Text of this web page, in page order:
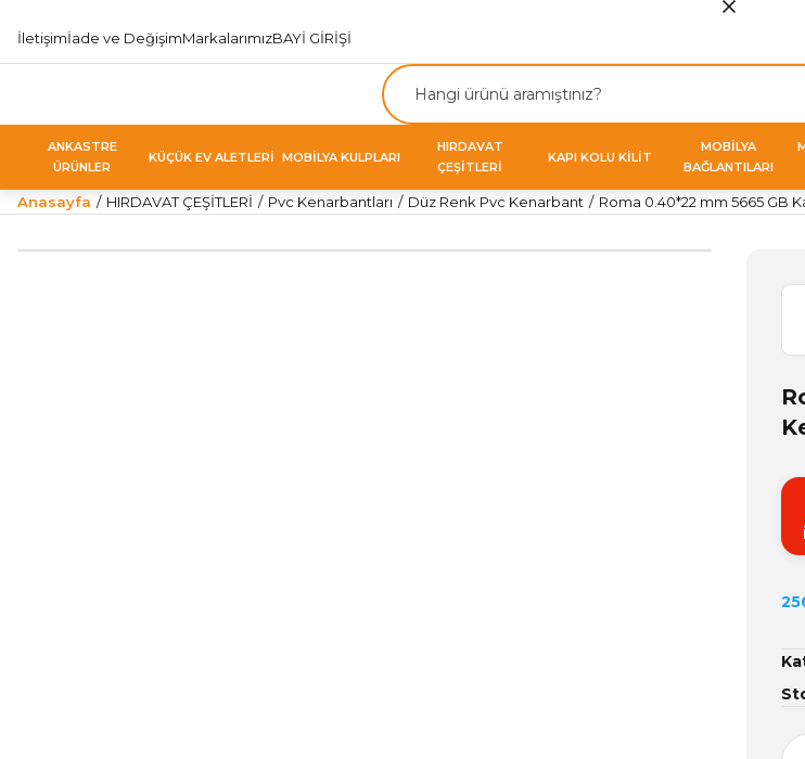
İletişimİade ve DeğişimMarkalarımızBAYİ GİRİŞİ
ANKASTRE
ÜRÜNLER
KÜÇÜK EV ALETLERİ MOBİLYA KULPLARI
HIRDAVAT
ÇEŞİTLERİ
KAPI KOLU KİLİT
MOBİLYA
BAĞLANTILARI
Anasayfa HIRDAVAT ÇEŞİTLERİ Pvc Kenarbantları Düz Renk Pvc Kenarbant Roma 0.40*22 mm 5665 GB